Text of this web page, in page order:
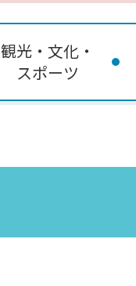
観光・文化・
スポーツ